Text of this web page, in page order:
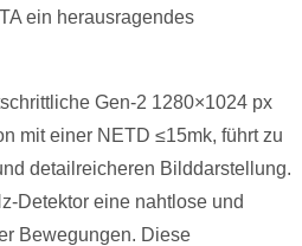
ein herausragendes
Gen-2 1280×1024 px
mit einer NETD ≤15mk, führt zu
detailreicheren Bilddarstellung.
Detektor eine nahtlose und
Bewegungen. Diese